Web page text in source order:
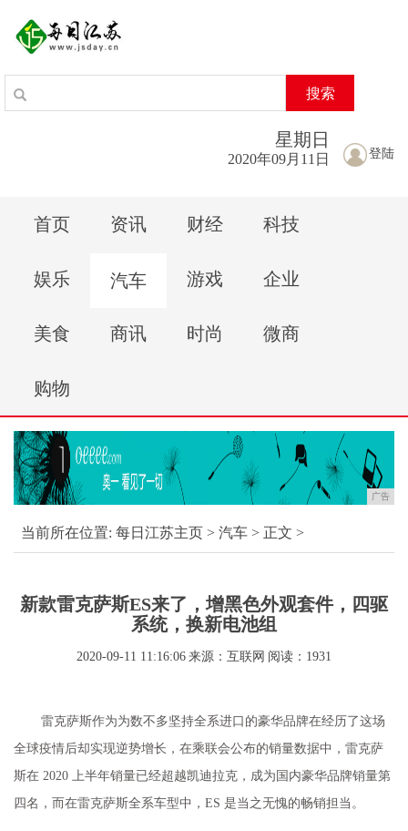
搜索
登陆
星期 日
2020年09月11日
首页 资讯 财经 科技
娱乐 汽车 游戏 企业
美食 商讯 时尚 微商
购物
广告
当前所在位置: 每日江苏主页 > 汽车 > 正文 >
新款雷克萨斯ES来了，增黑色外观套件，四驱
系统，换新电池组
2020-09-11 11:16:06 来源：互联网 阅读：1931
雷克萨斯作为为数不多坚持全系进口的豪华品牌在经历了这场
全球疫情后却实现逆势增长，在乘联会公布的销量数据中，雷克萨
斯在 2020 上半年销量已经超越凯迪拉克，成为国内豪华品牌销量第
四名，而在雷克萨斯全系车型中，ES 是当之无愧的畅销担当。